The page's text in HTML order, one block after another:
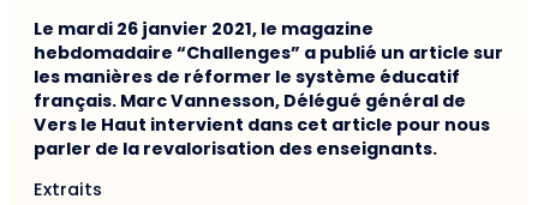
Le mardi 26 janvier 2021, le magazine
hebdomadaire “Challenges” a publié un article sur
les manières de réformer le système éducatif
français. Marc Vannesson, Délégué général de
Vers le Haut intervient dans cet article pour nous
parler de la revalorisation des enseignants.
Extraits